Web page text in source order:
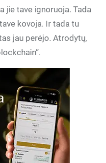
jie tave ignoruoja. Tada
kovoja. Ir tada tu
jau perėjo. Atrodytų,